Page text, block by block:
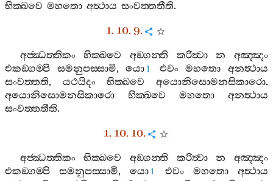
භික‍්ඛවෙ මහතො අත්‍ථාය සංවත‍්තතීති.
1. 10. 9.
අජ‍්ඣත‍්තිකං භික‍්ඛවෙ අඞ‍්ගන‍්ති කරිත්‍වා න
අඤ‍්ඤං
එකඞ‍්ගම‍්පි
සමනුපස‍්සාමි,යො 1 එවං මහතො
අනත්‍ථාය
සංවත‍්තති, යථයිදං භික‍්ඛවෙ අයොනිසොමනසිකාරො.
අයොනිසොමනසිකාරො
භික‍්ඛවෙ මහතො
අනත්‍ථාය
සංවත‍්තතීති.
1. 10. 10.
අජ‍්ඣත‍්තිකං භික‍්ඛවෙ අඞ‍්ගන‍්ති කරිත්‍වා න
අඤ‍්ඤං
එකඞ‍්ගම‍්පි
සමනුපස‍්සාමි, යො 1 එවං මහතො
අත්‍ථාය